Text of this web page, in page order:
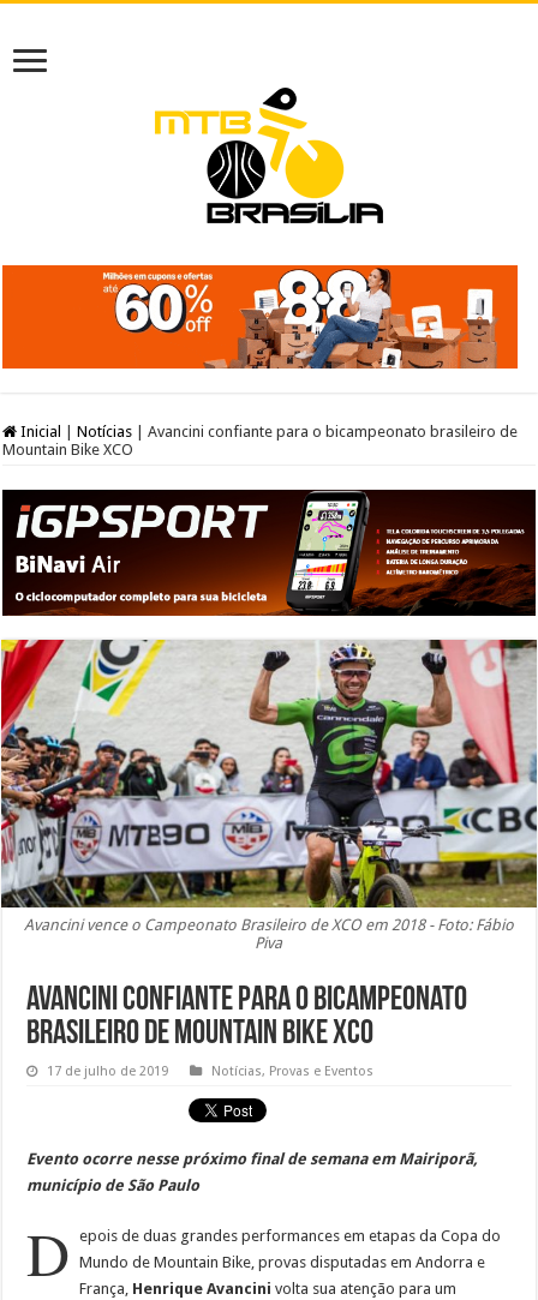
Inicial Notícias
Avancini confiante para o bicampeonato brasileiro de
Mountain Bike XCO
Avancini vence o Campeonato Brasileiro de XCO em 2018 - Foto: Fábio
Piva
Avancini confiante para o bicampeonato
brasileiro de Mountain Bike XCO
17 de julho de 2019 Notícias, Provas e Eventos
Evento ocorre nesse próximo final de semana em Mairiporã,
município de São Paulo
D
epois de duas grandes performances em etapas da Copa do
Mundo de Mountain Bike, provas disputadas em Andorra e
França, Henrique Avancini volta sua atenção para um